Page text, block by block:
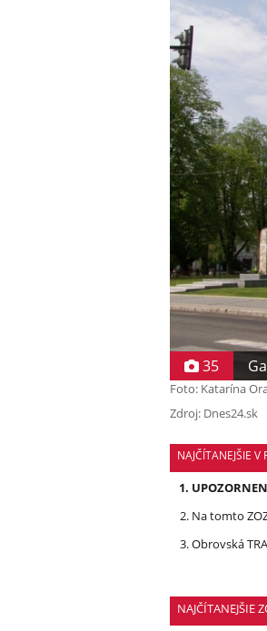
35
Foto: Katarína
Zdroj: Dnes24.sk
NAJČÍTANEJŠIE V
Na tomto
Obrovská
NAJČÍTANEJŠIE